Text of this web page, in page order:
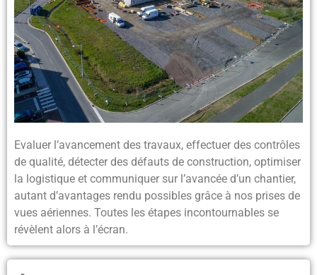
Evaluer l’avancement des travaux, effectuer des contrôles
de qualité, détecter des défauts de construction, optimiser
la logistique et communiquer sur l’avancée d’un chantier,
autant d’avantages rendu possibles grâce à nos prises de
vues aériennes. Toutes les étapes incontournables se
révèlent alors à l’écran.